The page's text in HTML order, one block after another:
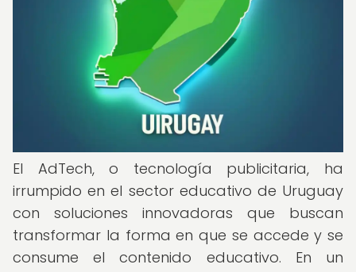
El AdTech, o tecnología publicitaria, ha
irrumpido en el sector educativo de Uruguay
con soluciones innovadoras que buscan
transformar la forma en que se accede y se
consume el contenido educativo. En un